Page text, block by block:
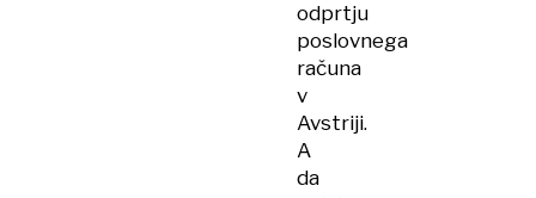
odprtju
poslovnega
računa
v
Avstriji.
A
da